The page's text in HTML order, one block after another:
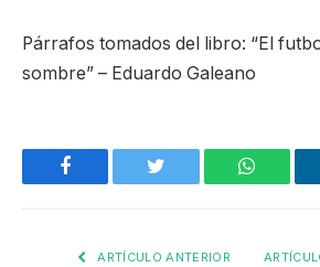
Párrafos tomados del libro: “El
sombre” – Eduardo Galeano
Facebook Twitter
ARTÍCULO ANTERIOR